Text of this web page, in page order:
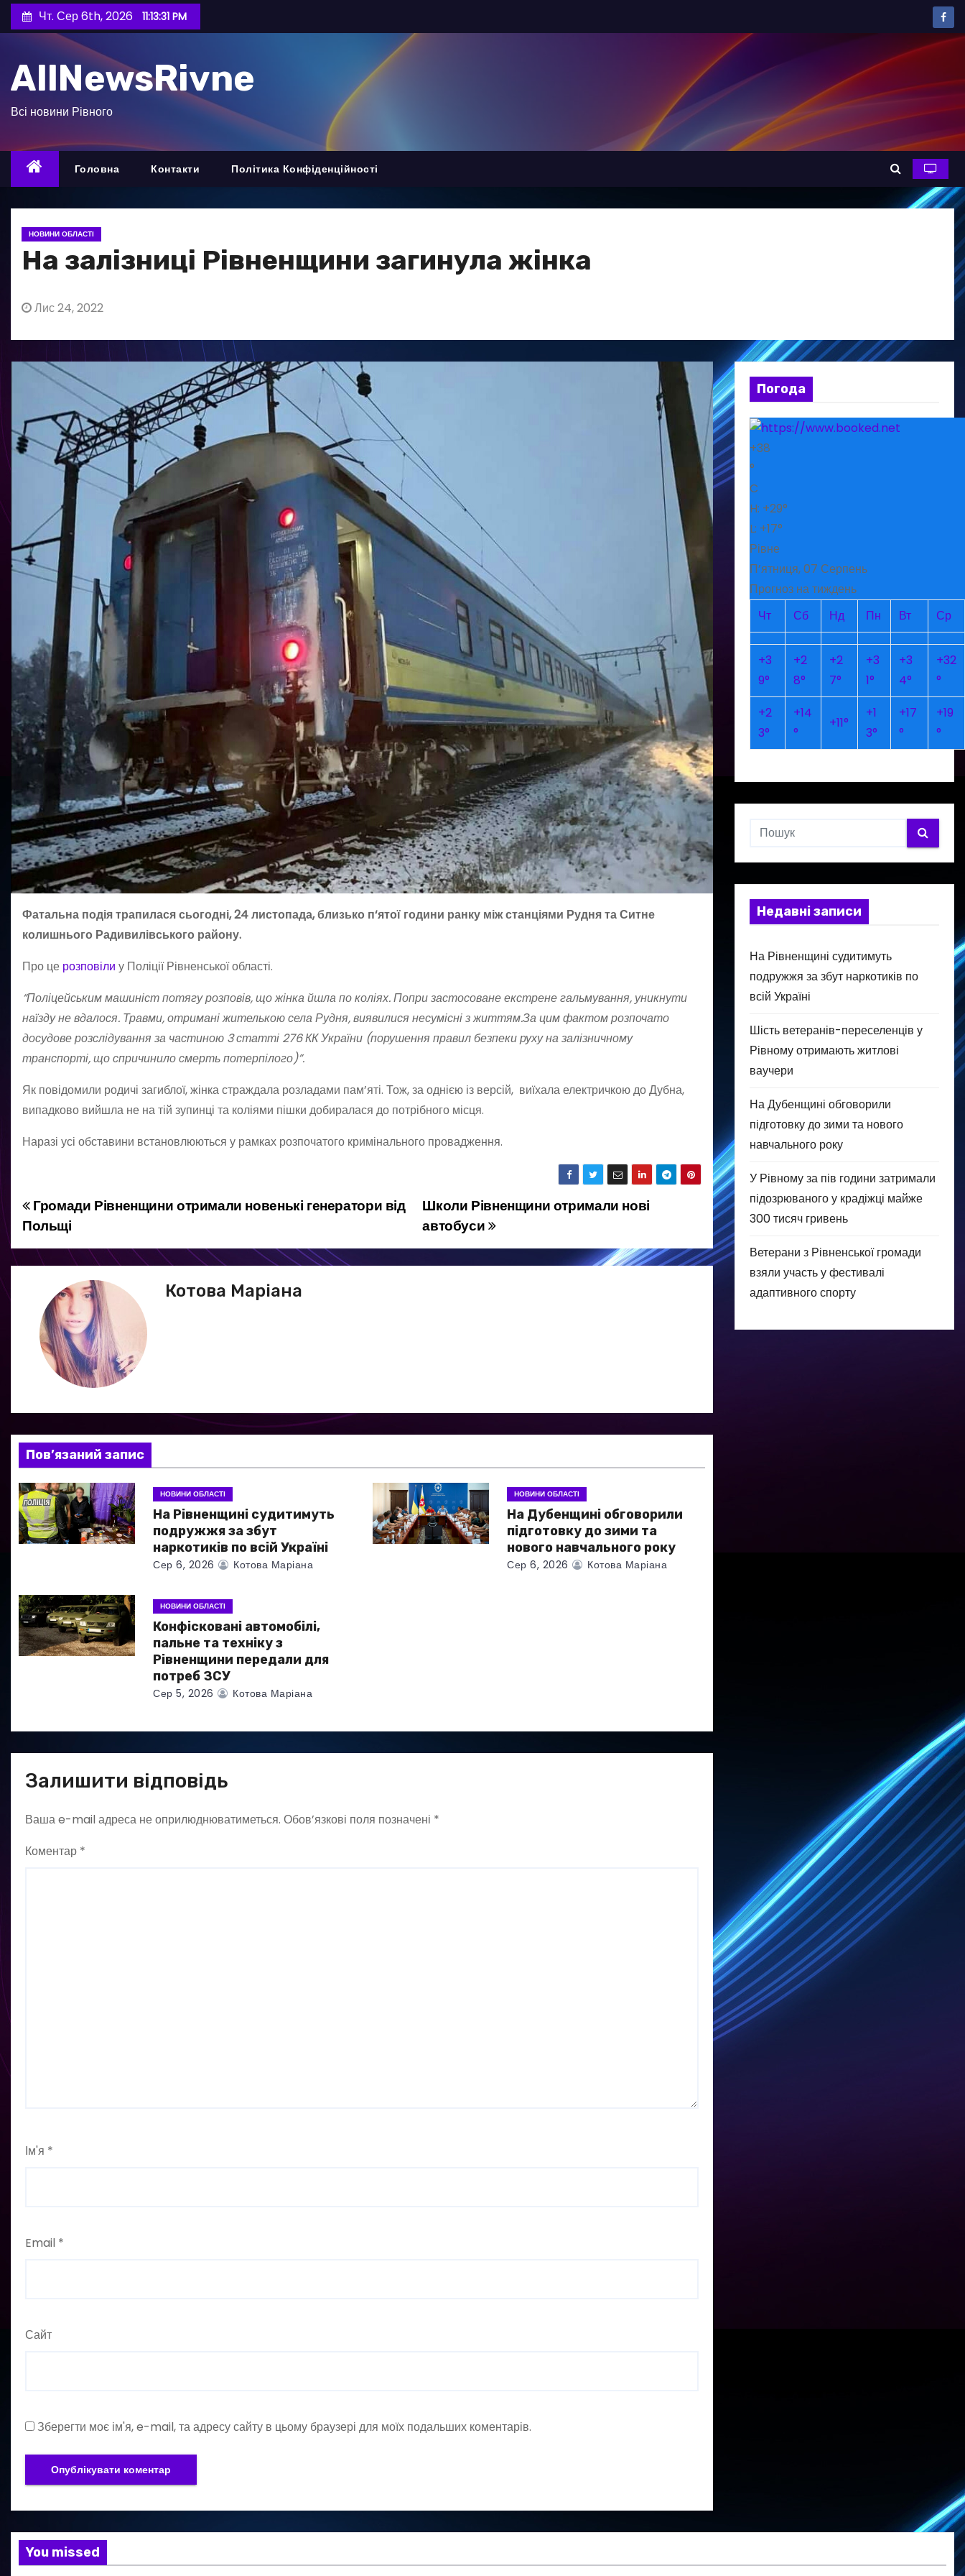
е
д
Чт. Сер 6th, 2026 11:13:32 PM
AllNewsRivne
Всі новини Рівного
Головна Контакти Політика Конфіденційності
НОВИНИ ОБЛАСТІ
На залізниці Рівненщини загинула жінка
Лис 24, 2022
Фатальна подія трапилася сьогодні, 24 листопада, близько п‘ятої години ранку між станціями Рудня та Ситне
колишнього Радивилівського району.
Про це розповіли у Поліції Рівненської області.
“️Поліцейським машиніст потягу розповів, що жінка йшла по коліях. Попри застосоване екстрене гальмування, уникнути
наїзду не вдалося. Травми, отримані жителькою села Рудня, виявилися несумісні з життям.️За цим фактом розпочато
досудове розслідування за частиною 3 статті 276 КК України (порушення правил безпеки руху на залізничному
транспорті, що спричинило смерть потерпілого)”.
Як повідомили родичі загиблої, жінка страждала розладами пам’яті. Тож, за однією із версій, виїхала електричкою до Дубна,
випадково вийшла не на тій зупинці та коліями пішки добиралася до потрібного місця.
Наразі усі обставини встановлюються у рамках розпочатого кримінального провадження.
Н
а
в
і
я
з
а
п
с
і
в
Школи Рівненщини отримали нові
автобуси
Громади Рівненщини отримали новенькі генератори від
Польщі
Котова Маріана
Пов’язаний запис
НОВИНИ ОБЛАСТІ
На Рівненщині судитимуть
подружжя за збут
наркотиків по всій Україні
Сер 6, 2026 Котова Маріана
НОВИНИ ОБЛАСТІ
На Дубенщині обговорили
підготовку до зими та
нового навчального року
Сер 6, 2026 Котова Маріана
НОВИНИ ОБЛАСТІ
Конфісковані автомобілі,
пальне та техніку з
Рівненщини передали для
потреб ЗСУ
Сер 5, 2026 Котова Маріана
Залишити відповідь
Ваша e-mail адреса не оприлюднюватиметься. Обов’язкові поля позначені *
Коментар *
Ім'я *
Email *
Сайт
Зберегти моє ім'я, e-mail, та адресу сайту в цьому браузері для моїх подальших коментарів.
Погода
+38
°
C
H: +29°
L: +17°
Рівне
П’ятниця, 07 Серпень
Прогноз на тиждень
Чт
Сб Нд Пн Вт Ср
+3
9°
+2
8°
+2
7°
+3
1°
+3
4°
+32
°
+2
3°
+14
°
+11°
+1
3°
+17
°
+19
°
Недавні записи
На Рівненщині судитимуть
подружжя за збут наркотиків по
всій Україні
Шість ветеранів-переселенців у
Рівному отримають житлові
ваучери
На Дубенщині обговорили
підготовку до зими та нового
навчального року
У Рівному за пів години затримали
підозрюваного у крадіжці майже
300 тисяч гривень
Ветерани з Рівненської громади
взяли участь у фестивалі
адаптивного спорту
You missed